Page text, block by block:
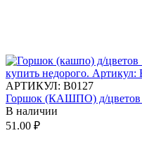
АРТИКУЛ: В0127
Горшок (КАШПО) д/цветов
В наличии
51.00 ₽